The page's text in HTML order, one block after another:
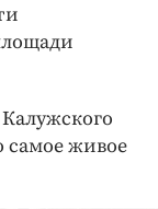
самое живое